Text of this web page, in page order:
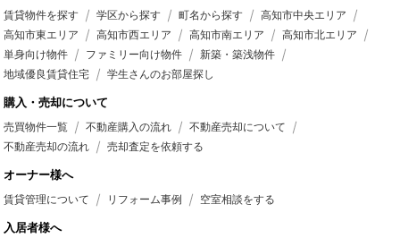
賃貸物件を探す 学区から探す 町名から探す
高知市中央エリア
高知市東エリア
高知市西エリア 高知市南エリア
高知市北エリア
単身向け物件
ファミリー向け物件
新築・築浅物件
地域優良賃貸住宅
学生さんのお部屋探し
購入・売却について
売買物件一覧 不動産購入の流れ
不動産売却について
不動産売却の流れ
売却査定を依頼する
オーナー様へ
賃貸管理について リフォーム事例 空室相談をする
入居者様へ